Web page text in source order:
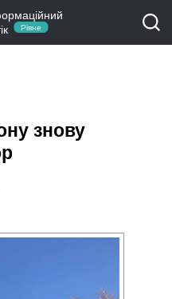
Рівне
знову